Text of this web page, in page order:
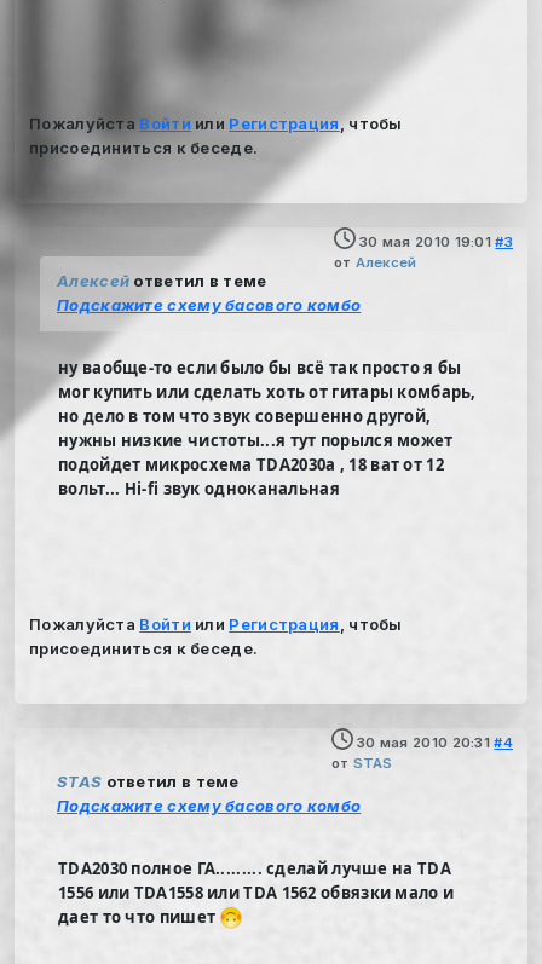
Пожалуйста Войти или Регистрация
, чтобы
присоединиться к беседе.
30 мая 2010 19:01 #3
от Алексей
Алексей ответил в теме
Подскажите схему басового комбо
ну ваобще-то если было бы всё так просто я бы
мог купить или сделать хоть от гитары комбарь,
но дело в том что звук совершенно другой,
нужны низкие чистоты...я тут порылся может
подойдет микросхема TDA2030a , 18 ват от 12
вольт... Hi-fi звук одноканальная
Пожалуйста Войти или Регистрация
, чтобы
присоединиться к беседе.
30 мая 2010 20:31 #4
от STAS
STAS ответил в теме
Подскажите схему басового комбо
TDA2030 полное ГА......... сделай лучше на TDA
1556 или TDA1558 или TDA 1562 обвязки мало и
дает то что пишет